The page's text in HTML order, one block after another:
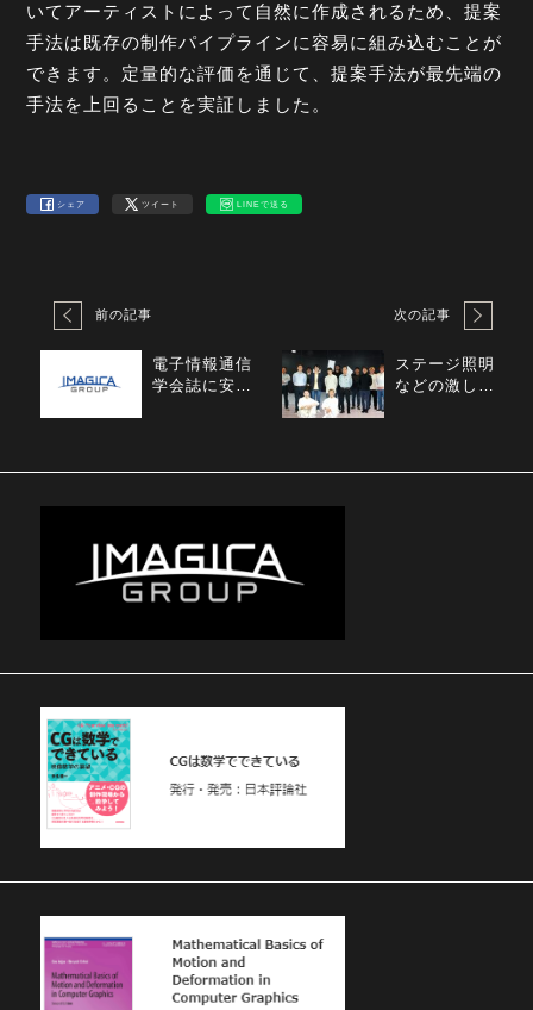
いてアーティストによって自然に作成されるため、提案
手法は既存の制作パイプラインに容易に組み込むことが
できます。定量的な評価を通じて、提案手法が最先端の
手法を上回ることを実証しました。
シェア ツイート LINEで送る
前の記事
電子情報通信
学会誌に安生
次の記事
ステージ照明
などの激しい
影映像から3D